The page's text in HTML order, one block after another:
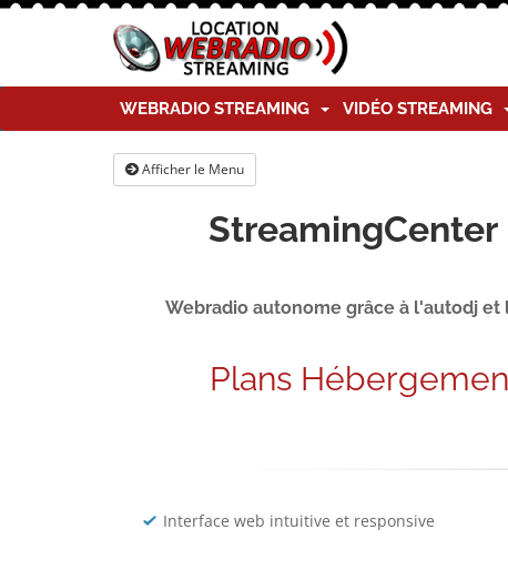
WEBRADIO STREAMING VIDÉO STREAMING
Afficher le Menu
StreamingCenter
Webradio autonome grâce à l'autodj
Plans
Interface web intuitive et responsive